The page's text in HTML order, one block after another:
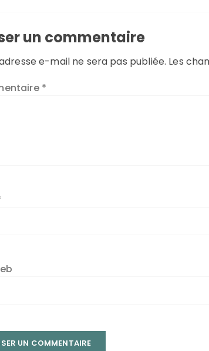
un commentaire
e-mail ne sera pas publiée. Les
*